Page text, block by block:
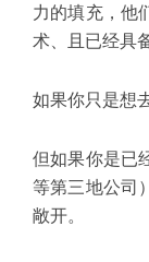
力的填充，
术、且已经具
如果你只是想
但如果你是已
等第三地公司
敞开。